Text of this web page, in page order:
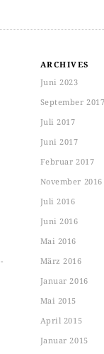
ARCHIVES
Juni 2023
September
Juli 2017
Juni 2017
Februar 2017
November 2016
Juli 2016
Juni 2016
Mai 2016
März 2016
Januar 2016
Mai 2015
April 2015
Januar 2015